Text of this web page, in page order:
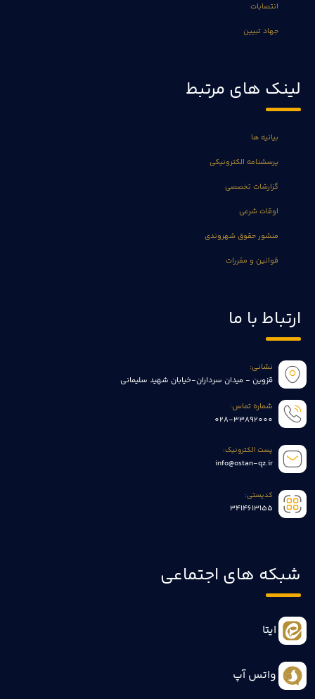
انتصابات
جهاد تبیین
لینک های مرتبط
بیانیه ها
پرسشنامه الکترونیکی
گزارشات تخصصی
اوقات شرعی
منشور حقوق شهروندی
قوانین و مقررات
ارتباط با ما
نشانی:
قزوین - میدان سرداران-خیابان شهید سلیمانی
شماره تماس:
028-33892000
پست الکترونیک:
info@ostan-qz.ir
کدپستی:
3414613155
شبکه های اجتماعی
ایتا
واتس آپ